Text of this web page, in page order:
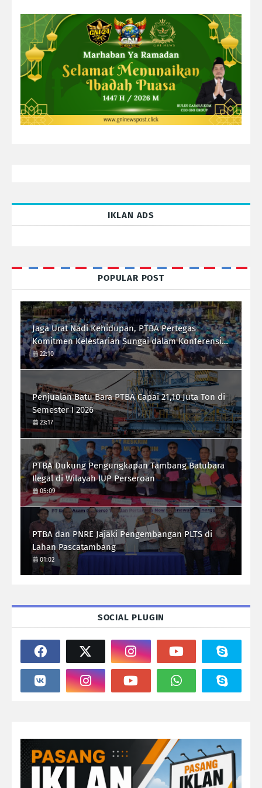
IKLAN ADS
POPULAR POST
Jaga Urat Nadi Kehidupan, PTBA Pertegas
Komitmen Kelestarian Sungai dalam Konferensi
Sungai Indonesia 2026
22:10
Penjualan Batu Bara PTBA Capai 21,10 Juta Ton di
Semester I 2026
23:17
PTBA Dukung Pengungkapan Tambang Batubara
Ilegal di Wilayah IUP Perseroan
05:09
PTBA dan PNRE Jajaki Pengembangan PLTS di
Lahan Pascatambang
01:02
SOCIAL PLUGIN